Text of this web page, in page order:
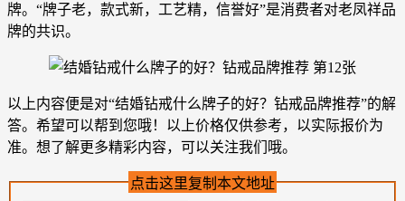
牌。“牌子老，款式新，工艺精，信誉好”是消费者对老凤祥品
牌的共识。
以上内容便是对“结婚钻戒什么牌子的好？钻戒品牌推荐”的解
答。希望可以帮到您哦！以上价格仅供参考，以实际报价为
准。想了解更多精彩内容，可以关注我们哦。
点击这里复制本文地址